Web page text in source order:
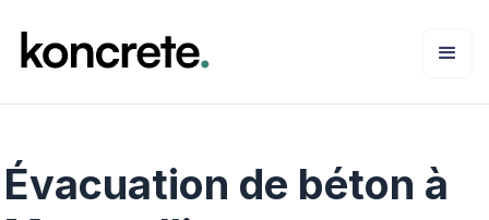
Évacuation de béton à